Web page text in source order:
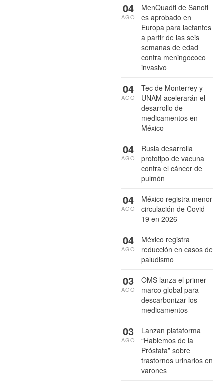
MenQuadfi de Sanofi
es aprobado en
Europa para lactantes
a partir de las seis
semanas de edad
contra meningococo
invasivo
04
AGO
Tec de Monterrey y
UNAM acelerarán el
desarrollo de
medicamentos en
México
04
AGO
Rusia desarrolla
prototipo de vacuna
contra el cáncer de
pulmón
04
AGO
México registra menor
circulación de Covid-
19 en 2026
04
AGO
México registra
reducción en casos de
paludismo
04
AGO
OMS lanza el primer
marco global para
descarbonizar los
medicamentos
03
AGO
Lanzan plataforma
“Hablemos de la
Próstata” sobre
trastornos urinarios en
varones
03
AGO